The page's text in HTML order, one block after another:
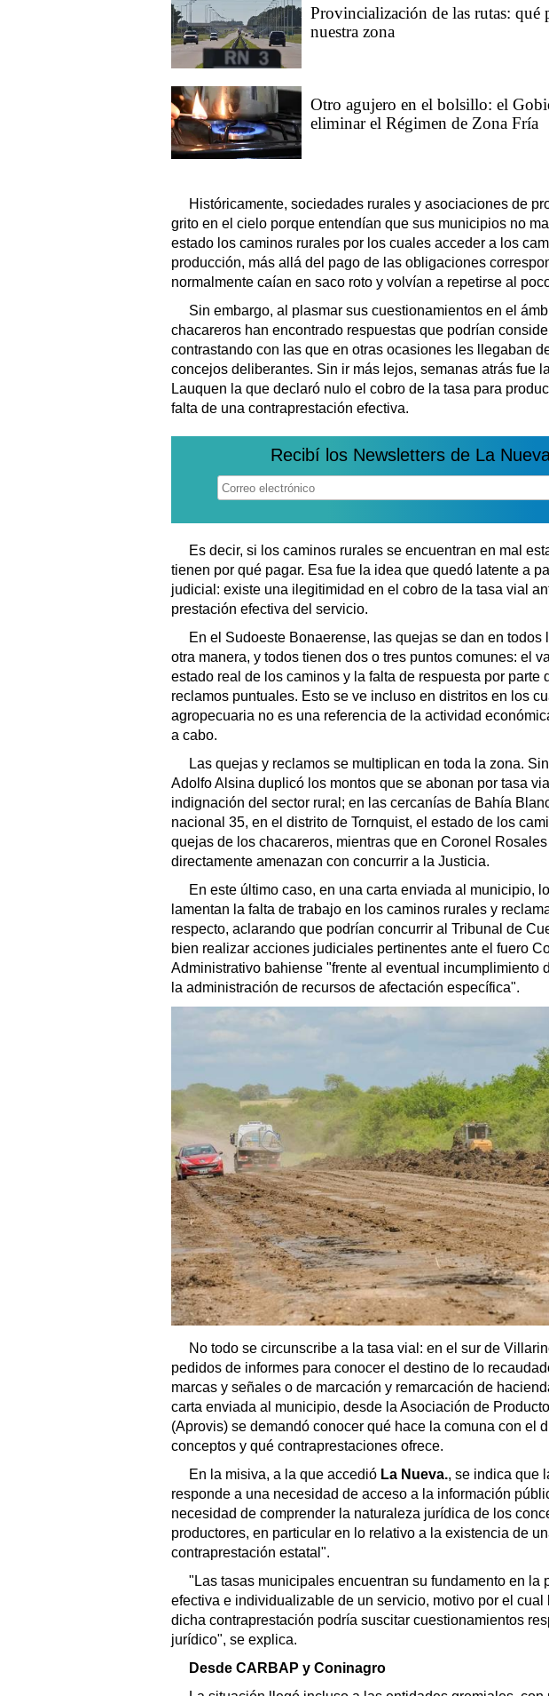
Provincialización de las rutas: qué
nuestra zona
Otro agujero en el bolsillo: el
eliminar el Régimen de Zona Fría
Históricamente, sociedades rurales y asociaciones de
grito en el cielo porque entendían que sus municipios no
estado los caminos rurales por los cuales acceder a los
producción, más allá del pago de las obligaciones
normalmente caían en saco roto y volvían a repetirse al
Sin embargo, al plasmar sus cuestionamientos en el
chacareros han encontrado respuestas que podrían
contrastando con las que en otras ocasiones les llegaban
concejos deliberantes. Sin ir más lejos, semanas atrás fue
Lauquen la que declaró nulo el cobro de la tasa para
falta de una contraprestación efectiva.
Recibí los Newsletters de La
Es decir, si los caminos rurales se encuentran en mal
tienen por qué pagar. Esa fue la idea que quedó latente a
judicial: existe una ilegitimidad en el cobro de la tasa vial
prestación efectiva del servicio.
En el Sudoeste Bonaerense, las quejas se dan en todos
otra manera, y todos tienen dos o tres puntos comunes: el
estado real de los caminos y la falta de respuesta por parte
reclamos puntuales. Esto se ve incluso en distritos en los
agropecuaria no es una referencia de la actividad
a cabo.
Las quejas y reclamos se multiplican en toda la zona.
Adolfo Alsina duplicó los montos que se abonan por tasa
indignación del sector rural; en las cercanías de Bahía
nacional 35, en el distrito de Tornquist, el estado de los
quejas de los chacareros, mientras que en Coronel
directamente amenazan con concurrir a la Justicia.
En este último caso, en una carta enviada al municipio,
lamentan la falta de trabajo en los caminos rurales y
respecto, aclarando que podrían concurrir al Tribunal de
bien realizar acciones judiciales pertinentes ante el fuero
Administrativo bahiense "frente al eventual incumplimiento
la administración de recursos de afectación específica".
No todo se circunscribe a la tasa vial: en el sur de
pedidos de informes para conocer el destino de lo
marcas y señales o de marcación y remarcación de
carta enviada al municipio, desde la Asociación de
(Aprovis) se demandó conocer qué hace la comuna con el
conceptos y qué contraprestaciones ofrece.
En la misiva, a la que accedió La Nueva., se indica que
responde a una necesidad de acceso a la información
necesidad de comprender la naturaleza jurídica de los
productores, en particular en lo relativo a la existencia de
contraprestación estatal".
"Las tasas municipales encuentran su fundamento en la
efectiva e individualizable de un servicio, motivo por el cual
dicha contraprestación podría suscitar cuestionamientos
jurídico", se explica.
Desde CARBAP y Coninagro